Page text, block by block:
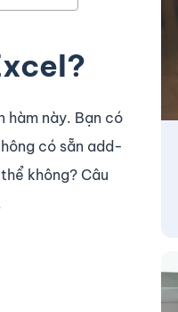
hàm này. Bạn có
có sẵn add-
không? Câu